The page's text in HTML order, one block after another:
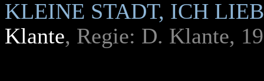
KLEINE STADT, ICH
Klante, Regie: D. Klante,